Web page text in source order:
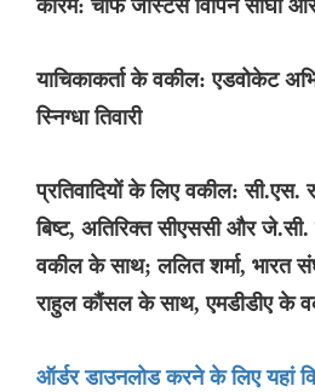
कोरम: चीफ जस्टिस विपिन सांघी
याचिकाकर्ता के वकील: एडवोकेट
स्निग्धा तिवारी
प्रतिवादियों के लिए वकील: सी.एस.
बिष्ट, अतिरिक्त सीएससी और
वकील के साथ; ललित शर्मा, भारत
राहुल कौंसल के साथ, एमडीडीए के
ऑर्डर डाउनलोड करने के लिए यहां